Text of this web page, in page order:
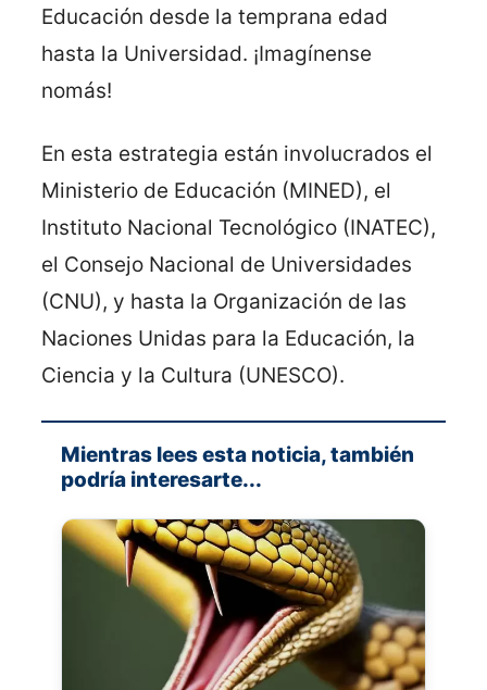
Educación desde la temprana edad
hasta la Universidad. ¡Imagínense
nomás!
En esta estrategia están involucrados el
Ministerio de Educación (MINED), el
Instituto Nacional Tecnológico (INATEC),
el Consejo Nacional de Universidades
(CNU), y hasta la Organización de las
Naciones Unidas para la Educación, la
Ciencia y la Cultura (UNESCO).
Mientras lees esta noticia, también
podría interesarte...